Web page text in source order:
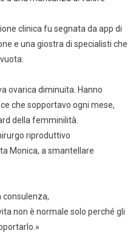
clinica fu segnata da app di
e una giostra di specialisti che
ovarica diminuita. Hanno
che sopportavo ogni mese,
della femminilità.
riproduttivo
Monica, a smantellare
consulenza,
non è normale solo perché gli